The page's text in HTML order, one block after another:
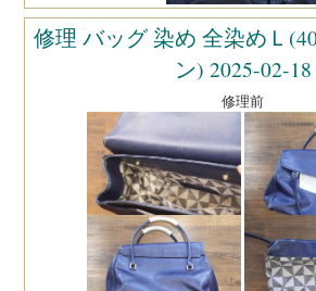
修理 バッグ 染め 全染めＬ
ン) 2025-02-18
修理前